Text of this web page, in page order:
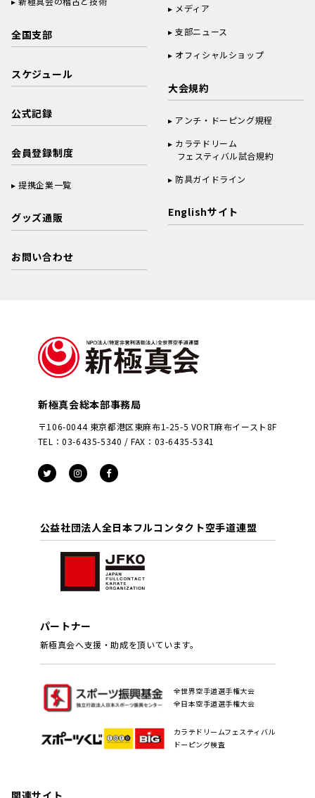
全国支部
スケジュール
公式記録
会員登録制度
提携企業一覧
グッズ通販
お問い合わせ
メディア
支部ニュース
オフィシャルショップ
大会規約
アンチ・ドーピング規程
カラテドリーム
フェスティバル試合規約
防具ガイドライン
Englishサイト
新極真会総本部事務局
〒106-0044 東京都港区東麻布1-25-5 VORT麻布イースト8F
TEL：03-6435-5340 / FAX：03-6435-5341
公益社団法人全日本フルコンタクト空手道連盟
パートナー
新極真会へ支援・助成を頂いています。
全世界空手道選手権大会
全日本空手道選手権大会
カラテドリームフェスティバル
ドーピング検査